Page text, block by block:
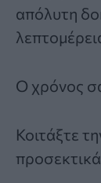
απόλυτη
Ο χρόνος
Κοιτάξτε
προσεκτικά.